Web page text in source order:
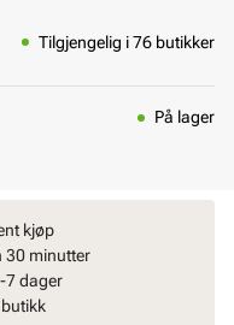
Tilgjengelig i 76 butikker
På lager
kjøp
30 minutter
7 dager